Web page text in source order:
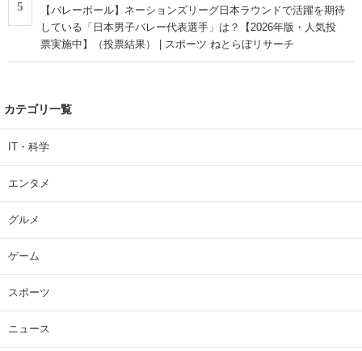
5
【バレーボール】ネーションズリーグ日本ラウンドで活躍を期待
している「日本男子バレー代表選手」は？【2026年版・人気投
票実施中】（投票結果） | スポーツ ねとらぼリサーチ
カテゴリ一覧
IT・科学
エンタメ
グルメ
ゲーム
スポーツ
ニュース